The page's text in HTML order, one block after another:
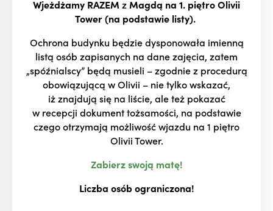
Wjeżdżamy RAZEM z Magdą na 1. piętro Olivii
Tower (na podstawie listy).
Ochrona budynku będzie dysponowała imienną
listą osób zapisanych na dane zajęcia, zatem
„spóźnialscy” będą musieli – zgodnie z procedurą
obowiązującą w Olivii – nie tylko wskazać,
iż znajdują się na liście, ale też pokazać
w recepcji dokument tożsamości, na podstawie
czego otrzymają możliwość wjazdu na 1 piętro
Olivii Tower.
Zabierz swoją matę!
Liczba osób ograniczona!